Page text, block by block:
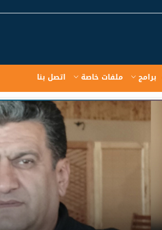
برامج ملفات خاصة اتصل بنا